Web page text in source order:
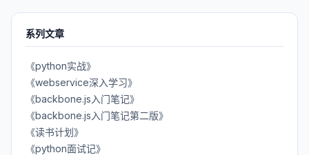
系列文章
《python实战》
《webservice深入学习》
《backbone.js入门笔记》
《backbone.js入门笔记第二版》
《读书计划》
《python面试记》